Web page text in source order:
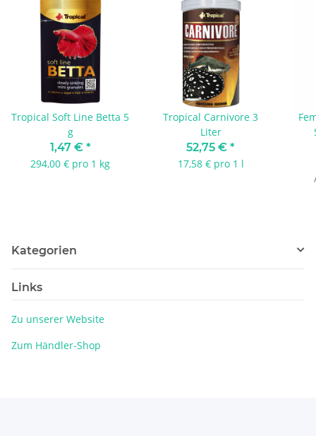
Tropical Soft Line Betta 5
g
1,47 € *
294,00 € pro 1 kg
Tropical Carnivore 3
Liter
52,75 € *
17,58 € pro 1 l
Kategorien
Links
Zu unserer Website
Zum Händler-Shop